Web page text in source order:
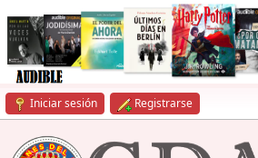
Iniciar sesión Registrarse